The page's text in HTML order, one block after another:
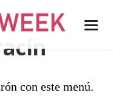
con este menú.